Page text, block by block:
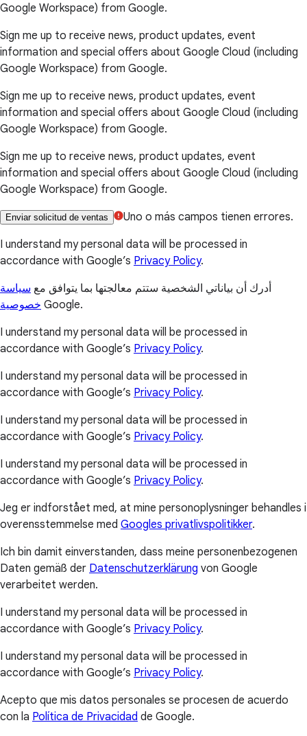
Google Workspace) from Google.
Sign me up to receive news, product updates, event
information and special offers about Google Cloud (including
Google Workspace) from Google.
Sign me up to receive news, product updates, event
information and special offers about Google Cloud (including
Google Workspace) from Google.
Sign me up to receive news, product updates, event
information and special offers about Google Cloud (including
Google Workspace) from Google.
Enviar solicitud de ventas
Uno o más campos tienen errores.
I understand my personal data will be processed in
accordance with Google’s Privacy Policy.
أدرك أن بياناتي الشخصية ستتم معالجتها بما يتوافق مع سياسة
خصوصية Google.
I understand my personal data will be processed in
accordance with Google’s Privacy Policy.
I understand my personal data will be processed in
accordance with Google’s Privacy Policy.
I understand my personal data will be processed in
accordance with Google’s Privacy Policy.
I understand my personal data will be processed in
accordance with Google’s Privacy Policy.
Jeg er indforstået med, at mine personoplysninger behandles i
overensstemmelse med Googles privatlivspolitikker.
Ich bin damit einverstanden, dass meine personenbezogenen
Daten gemäß der Datenschutzerklärung von Google
verarbeitet werden.
I understand my personal data will be processed in
accordance with Google’s Privacy Policy.
I understand my personal data will be processed in
accordance with Google’s Privacy Policy.
Acepto que mis datos personales se procesen de acuerdo
con la Política de Privacidad de Google.